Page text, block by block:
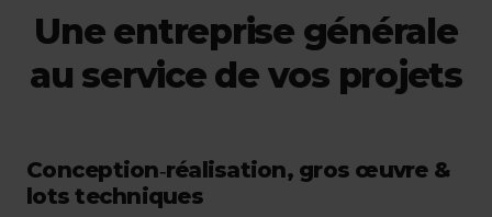
Une entreprise générale
au service de vos projets
Conception‑réalisation, gros œuvre &
lots techniques